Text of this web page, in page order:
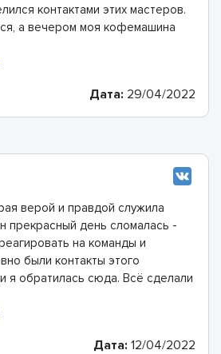
контактами этих мастеров.
а вечером моя кофемашина
Дата: 29/04/2022
верой и правдой служила
прекрасный день сломалась -
на команды и
были контакты этого
я обратилась сюда. Всё сделали
этих мастеров!
Дата: 12/04/2022